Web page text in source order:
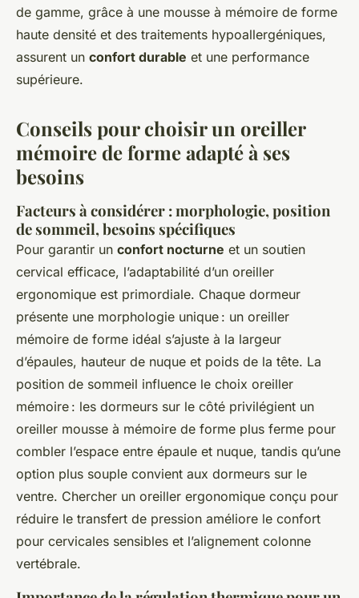
de gamme, grâce à une mousse à mémoire de forme
haute densité et des traitements hypoallergéniques,
assurent un confort durable et une performance
supérieure.
Conseils pour choisir un oreiller
mémoire de forme adapté à ses
besoins
Facteurs à considérer : morphologie, position
de sommeil, besoins spécifiques
Pour garantir un confort nocturne et un soutien
cervical efficace, l’adaptabilité d’un oreiller
ergonomique est primordiale. Chaque dormeur
présente une morphologie unique : un oreiller
mémoire de forme idéal s’ajuste à la largeur
d’épaules, hauteur de nuque et poids de la tête. La
position de sommeil influence le choix oreiller
mémoire : les dormeurs sur le côté privilégient un
oreiller mousse à mémoire de forme plus ferme pour
combler l’espace entre épaule et nuque, tandis qu’une
option plus souple convient aux dormeurs sur le
ventre. Chercher un oreiller ergonomique conçu pour
réduire le transfert de pression améliore le confort
pour cervicales sensibles et l’alignement colonne
vertébrale.